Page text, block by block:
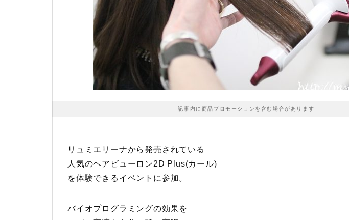
記事内に商品プロモーションを含む場合があります
リュミエリーナから発売されている
人気のヘアビューロン2D Plus(カール)
を体験できるイベントに参加。
バイオプログラミングの効果を